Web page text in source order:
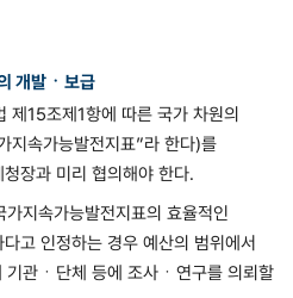
개발ㆍ보급
제15조제1항에 따른 국가 차원의
지속가능발전지표”라 한다)를
장과 미리 협의해야 한다.
지속가능발전지표의 효율적인
고 인정하는 경우 예산의 범위에서
기관ㆍ단체 등에 조사ㆍ연구를 의뢰할